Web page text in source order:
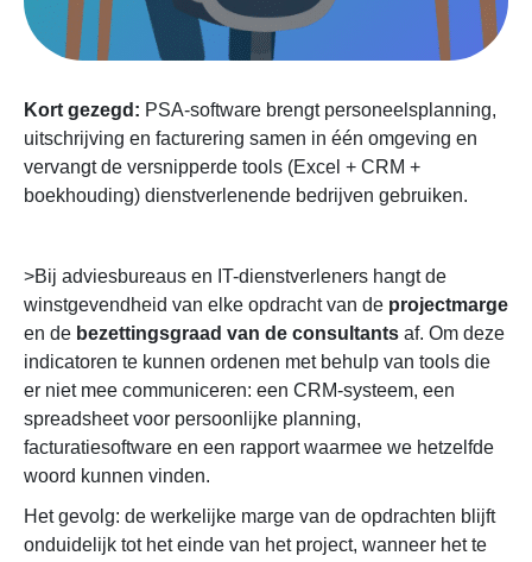
Hoe PSA-software gebruiken:
functionaliteiten, KPI's in waarden en vermijden
Welke KPI's moeten jehhouden in PSA-
software?
Beheert PSA-software ook deelnemers
en freelancers?
zijn vrijgegeven door PSA-software.
Wat heb ik van PSA-software nodig voor
advies op kantoor?
Kort gezegd: PSA-software brengt personeelsplanning,
uitschrijving en facturering samen in één omgeving en
vervangt de versnipperde tools (Excel + CRM +
boekhouding) dienstverlenende bedrijven gebruiken.
>Bij adviesbureaus en IT-dienstverleners hangt de
winstgevendheid van elke opdracht van de projectmarge
en de bezettingsgraad van de consultants af. Om deze
indicatoren te kunnen ordenen met behulp van tools die
er niet mee communiceren: een CRM-systeem, een
spreadsheet voor persoonlijke planning,
facturatiesoftware en een rapport waarmee we hetzelfde
woord kunnen vinden.
Het gevolg: de werkelijke marge van de opdrachten blijft
onduidelijk tot het einde van het project, wanneer het te